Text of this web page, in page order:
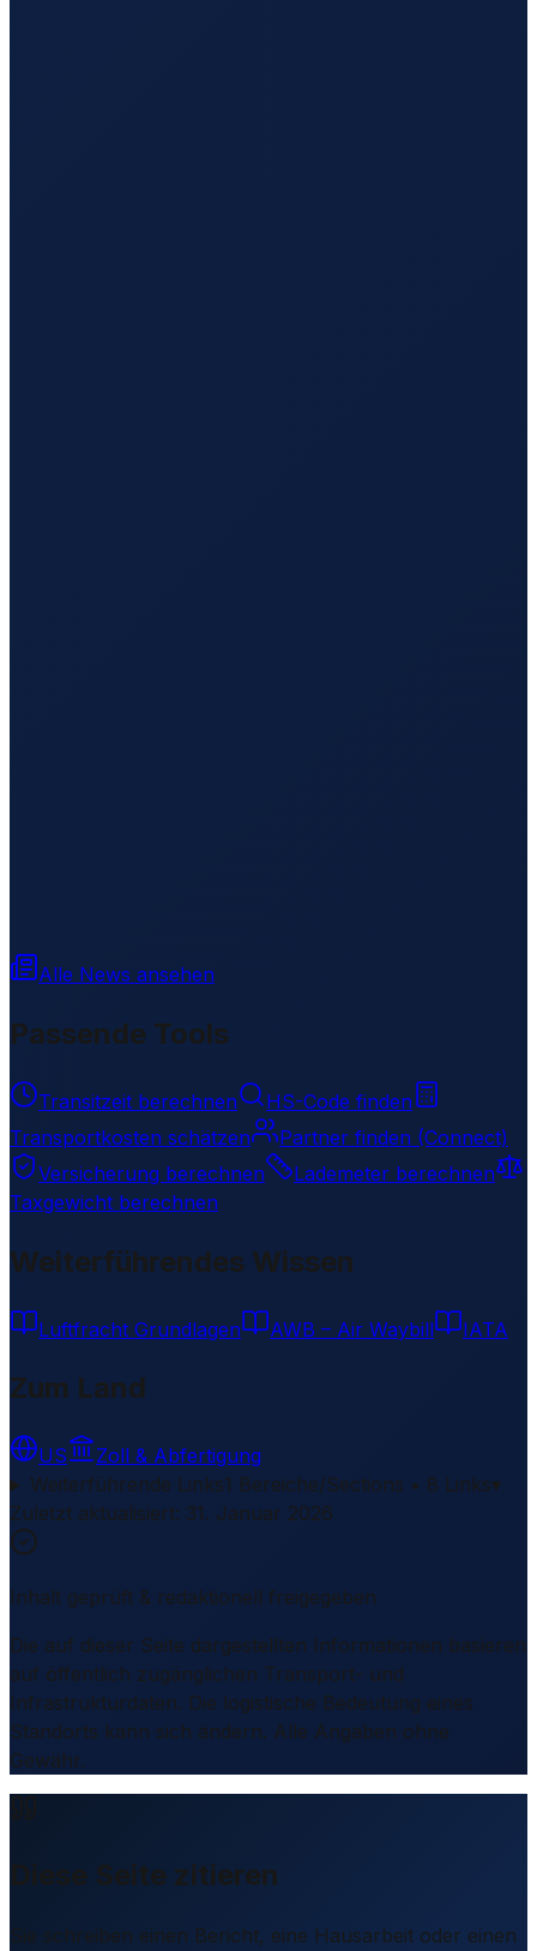
Alle News ansehen
Passende Tools
Transitzeit berechnen
HS-Code finden
Transportkosten schätzen
Partner finden (Connect)
Versicherung berechnen
Lademeter berechnen
Taxgewicht berechnen
Weiterführendes Wissen
Luftfracht Grundlagen AWB – Air Waybill IATA
Zum Land
US
Zoll & Abfertigung
Weiterführende Links1 Bereiche/Sections • 8 Links▾
Zuletzt aktualisiert: 31. Januar 2026
Inhalt geprüft & redaktionell freigegeben
Die auf dieser Seite dargestellten Informationen basieren
auf öffentlich zugänglichen Transport- und
Infrastrukturdaten. Die logistische Bedeutung eines
Standorts kann sich ändern. Alle Angaben ohne
Gewähr.
Diese Seite zitieren
Sie schreiben einen Bericht, eine Hausarbeit oder einen